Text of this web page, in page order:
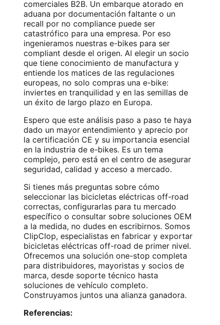
comerciales B2B. Un embarque atorado en
aduana por documentación faltante o un
recall por no compliance puede ser
catastrófico para una empresa. Por eso
ingenieramos nuestras e-bikes para ser
compliant desde el origen. Al elegir un socio
que tiene conocimiento de manufactura y
entiende los matices de las regulaciones
europeas, no solo compras una e-bike:
inviertes en tranquilidad y en las semillas de
un éxito de largo plazo en Europa.
Espero que este análisis paso a paso te haya
dado un mayor entendimiento y aprecio por
la certificación CE y su importancia esencial
en la industria de e-bikes. Es un tema
complejo, pero está en el centro de asegurar
seguridad, calidad y acceso a mercado.
Si tienes más preguntas sobre cómo
seleccionar las bicicletas eléctricas off-road
correctas, configurarlas para tu mercado
específico o consultar sobre soluciones OEM
a la medida, no dudes en escribirnos. Somos
ClipClop, especialistas en fabricar y exportar
bicicletas eléctricas off-road de primer nivel.
Ofrecemos una solución one-stop completa
para distribuidores, mayoristas y socios de
marca, desde soporte técnico hasta
soluciones de vehículo completo.
Construyamos juntos una alianza ganadora.
Referencias: